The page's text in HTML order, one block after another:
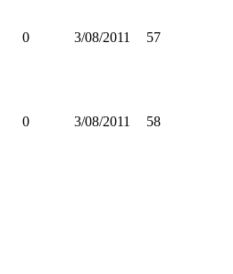
0 3/08/2011 57
0 3/08/2011 58